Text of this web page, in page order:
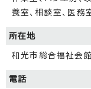
養室、相談室、医務
所在地
和光市総合福祉会
電話